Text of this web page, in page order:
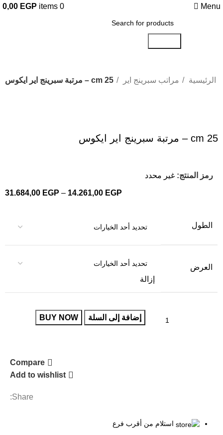
Menu
0
items
0,00 EGP
الرئيسية مراتب سبرينج اير 25 cm – مرتبة سبرينج اير ايكوس
25 cm – مرتبة سبرينج اير ايكوس
رمز المنتج:غير محدد
14.261,00 EGP
–
31.684,00 EGP
الطول
العرض
إزالة
إضافة إلى السلة BUY NOW
Compare
Add to wishlist
Share:
استلام من أقرب فرع